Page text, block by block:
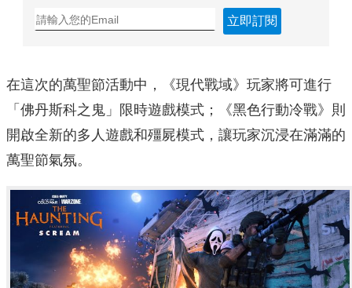
立即訂閱
在這次的萬聖節活動中，《現代戰域》玩家將可進行
「佛丹斯科之鬼」限時遊戲模式；《黑色行動冷戰》則
開啟全新的多人遊戲和殭屍模式，讓玩家沉浸在滿滿的
萬聖節氣氛。